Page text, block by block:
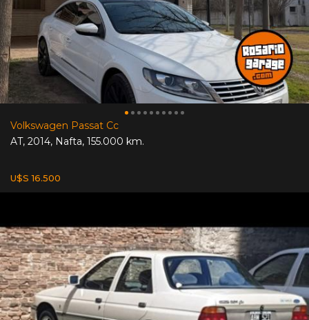
Volkswagen Passat Cc
AT, 2014, Nafta, 155.000 km.
U$S 16.500